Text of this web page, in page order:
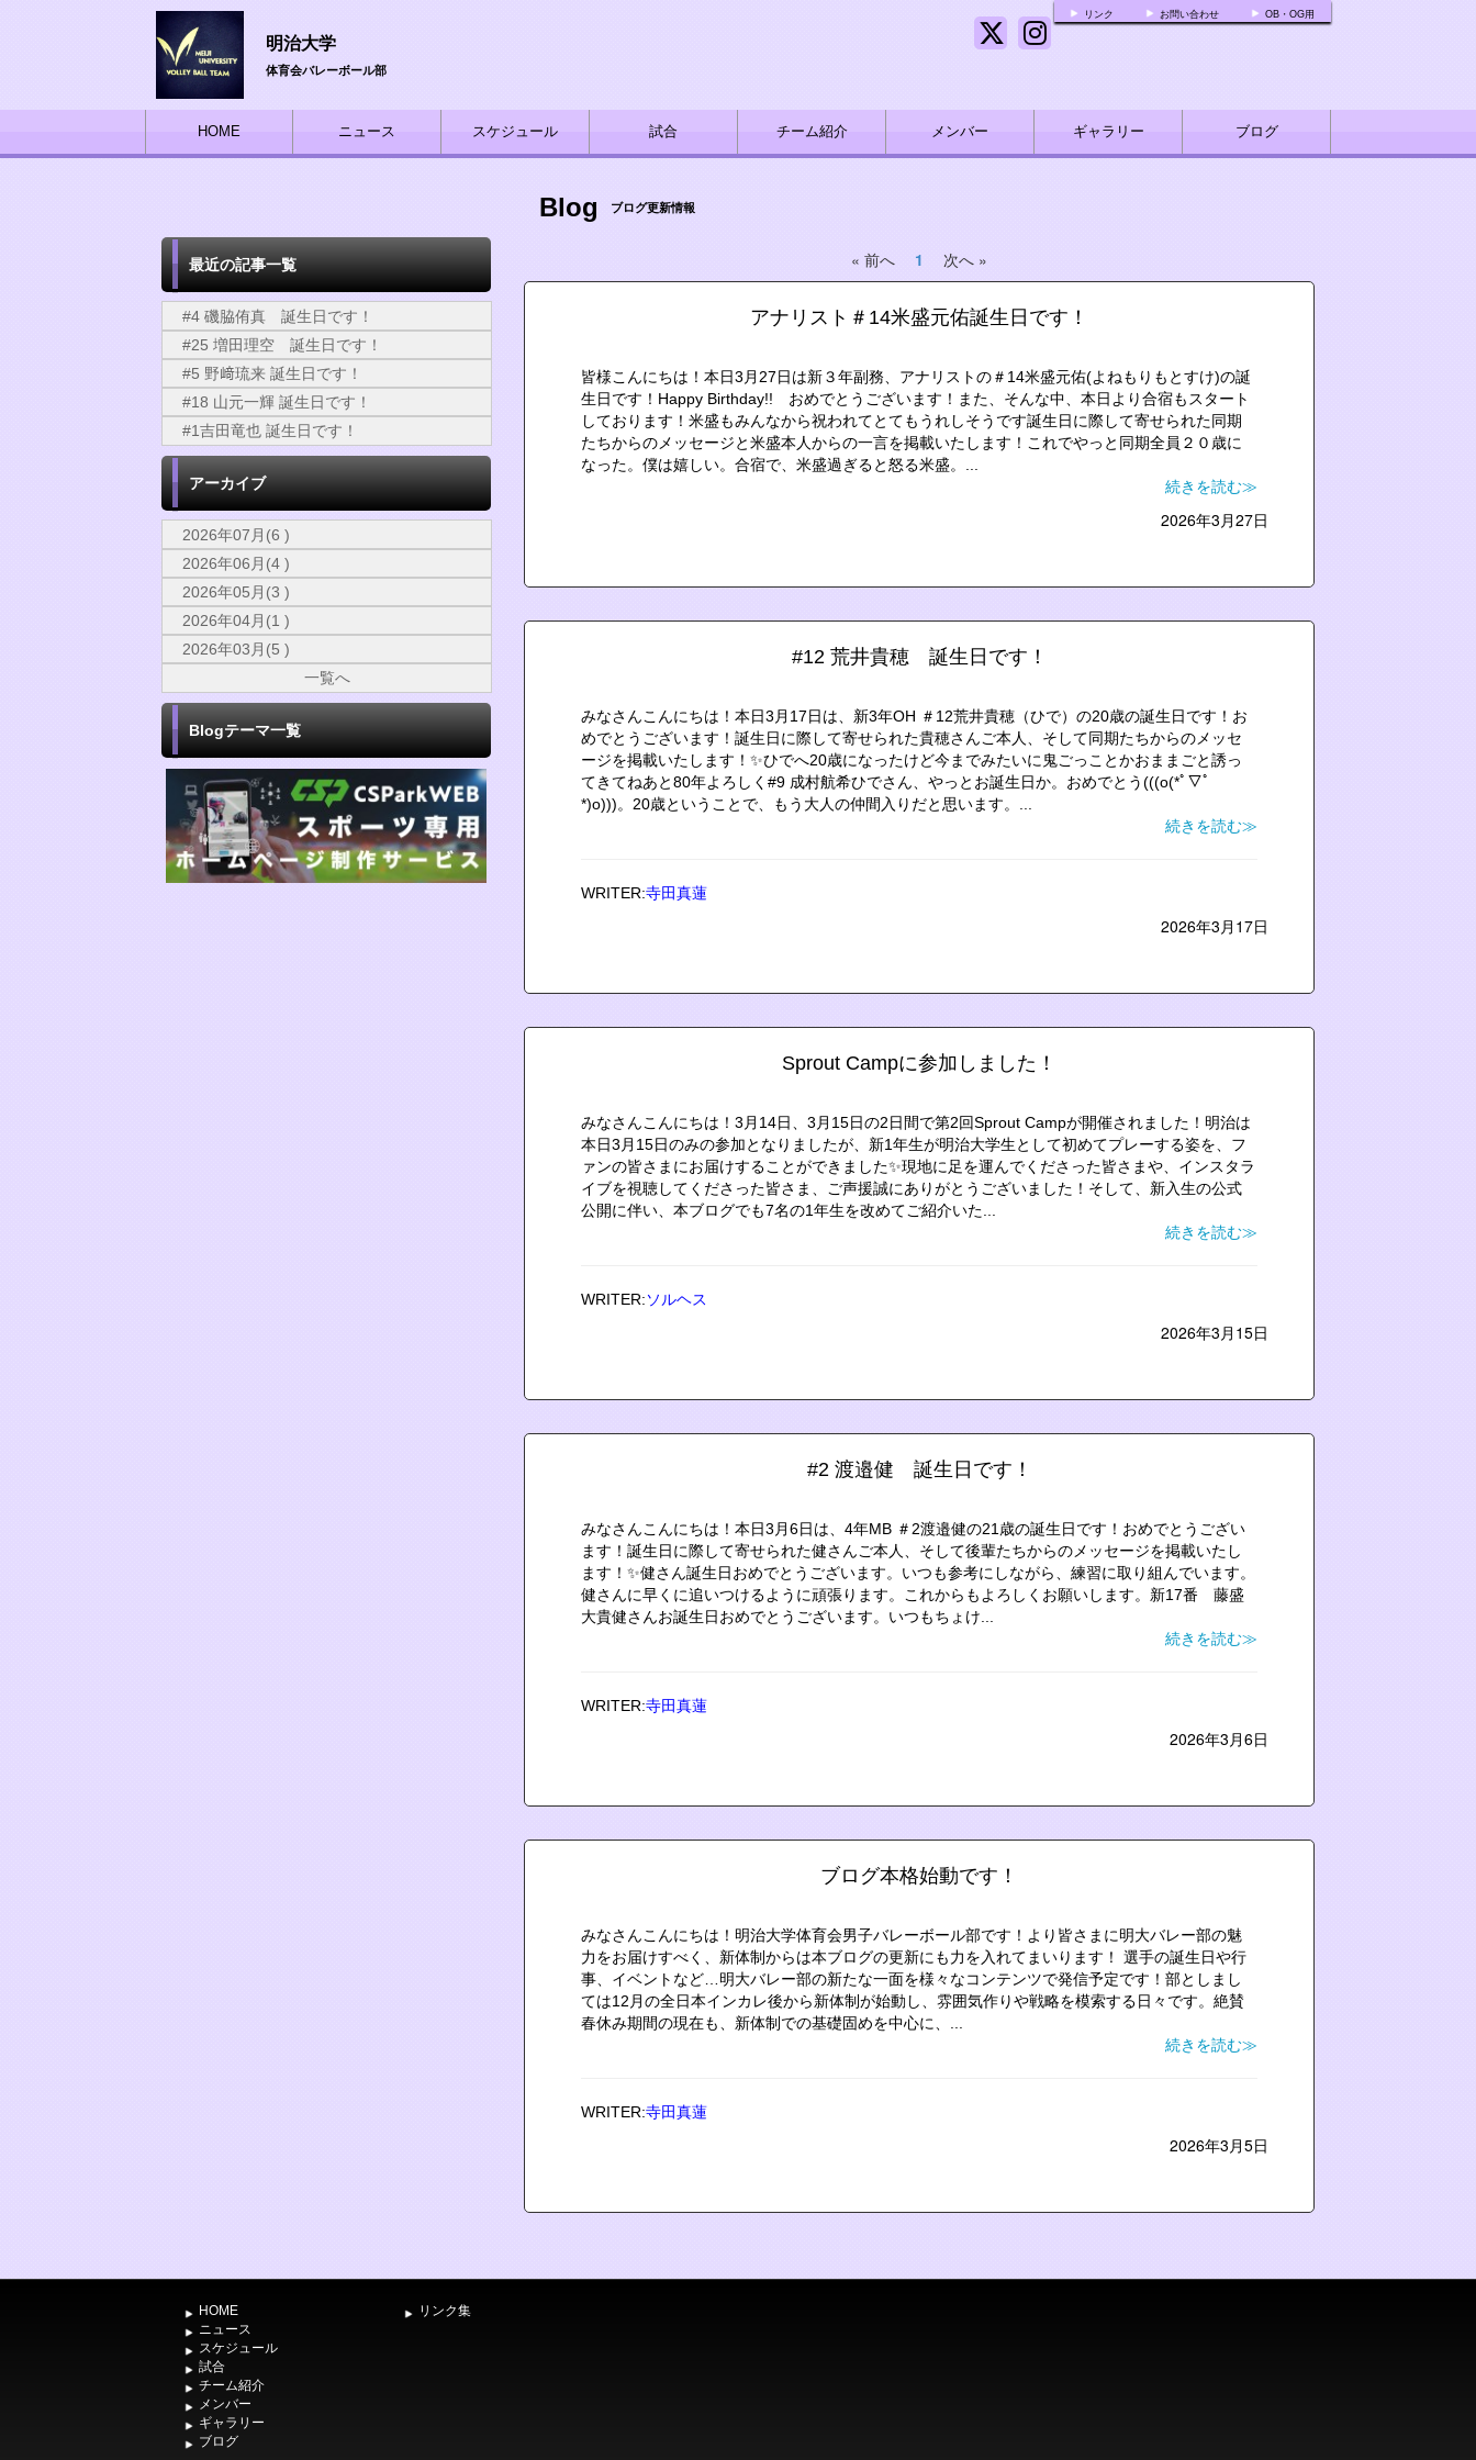
リンク お問い合わせ OB・OG用
明治大学
体育会バレーボール部
HOME ニュース スケジュール 試合 チーム紹介 メンバー ギャラリー ブログ
最近の記事一覧
#4 磯脇侑真 誕生日です！
#25 増田理空 誕生日です！
#5 野﨑琉来 誕生日です！
#18 山元一輝 誕生日です！
#1吉田竜也 誕生日です！
アーカイブ
2026年07月(6 )
2026年06月(4 )
2026年05月(3 )
2026年04月(1 )
2026年03月(5 )
一覧へ
Blogテーマ一覧
Blog ブログ更新情報
« 前へ 1 次へ »
アナリスト＃14米盛元佑誕生日です！
皆様こんにちは！本日3月27日は新３年副務、アナリストの＃14米盛元佑(よねもりもとすけ)の誕
生日です！Happy Birthday!! おめでとうございます！また、そんな中、本日より合宿もスタート
しております！米盛もみんなから祝われてとてもうれしそうです誕生日に際して寄せられた同期
たちからのメッセージと米盛本人からの一言を掲載いたします！これでやっと同期全員２０歳に
なった。僕は嬉しい。合宿で、米盛過ぎると怒る米盛。...
続きを読む≫
2026年3月27日
#12 荒井貴穂 誕生日です！
みなさんこんにちは！本日3月17日は、新3年OH ＃12荒井貴穂（ひで）の20歳の誕生日です！お
めでとうございます！誕生日に際して寄せられた貴穂さんご本人、そして同期たちからのメッセ
ージを掲載いたします！✨ひでへ20歳になったけど今までみたいに鬼ごっことかおままごと誘っ
てきてねあと80年よろしく#9 成村航希ひでさん、やっとお誕生日か。おめでとう(((o(*ﾟ▽ﾟ
*)o)))。20歳ということで、もう大人の仲間入りだと思います。...
続きを読む≫
WRITER:寺田真蓮
2026年3月17日
Sprout Campに参加しました！
みなさんこんにちは！3月14日、3月15日の2日間で第2回Sprout Campが開催されました！明治は
本日3月15日のみの参加となりましたが、新1年生が明治大学生として初めてプレーする姿を、フ
ァンの皆さまにお届けすることができました✨現地に足を運んでくださった皆さまや、インスタラ
イブを視聴してくださった皆さま、ご声援誠にありがとうございました！そして、新入生の公式
公開に伴い、本ブログでも7名の1年生を改めてご紹介いた...
続きを読む≫
WRITER:ソルヘス
2026年3月15日
#2 渡邉健 誕生日です！
みなさんこんにちは！本日3月6日は、4年MB ＃2渡邉健の21歳の誕生日です！おめでとうござい
ます！誕生日に際して寄せられた健さんご本人、そして後輩たちからのメッセージを掲載いたし
ます！✨健さん誕生日おめでとうございます。いつも参考にしながら、練習に取り組んでいます。
健さんに早くに追いつけるように頑張ります。これからもよろしくお願いします。新17番 藤盛
大貴健さんお誕生日おめでとうございます。いつもちょけ...
続きを読む≫
WRITER:寺田真蓮
2026年3月6日
ブログ本格始動です！
みなさんこんにちは！明治大学体育会男子バレーボール部です！より皆さまに明大バレー部の魅
力をお届けすべく、新体制からは本ブログの更新にも力を入れてまいります！ 選手の誕生日や行
事、イベントなど…明大バレー部の新たな一面を様々なコンテンツで発信予定です！部としまし
ては12月の全日本インカレ後から新体制が始動し、雰囲気作りや戦略を模索する日々です。絶賛
春休み期間の現在も、新体制での基礎固めを中心に、...
続きを読む≫
WRITER:寺田真蓮
2026年3月5日
HOME
ニュース
スケジュール
試合
チーム紹介
メンバー
ギャラリー
ブログ
リンク集